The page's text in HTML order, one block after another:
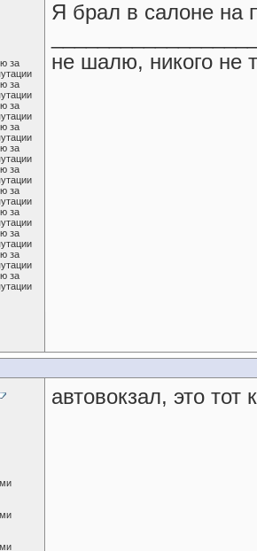
Я брал в салоне на
не шалю, никого не
автовокзал, это тот